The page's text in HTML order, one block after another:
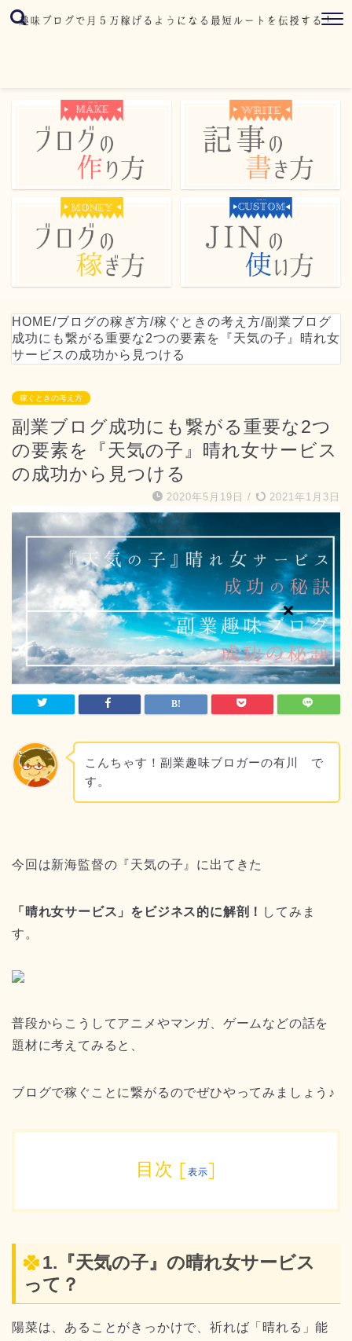
HOME/ブログの稼ぎ方/稼ぐときの考え方/副業ブログ
成功にも繋がる重要な2つの要素を『天気の子』晴れ女
サービスの成功から見つける
稼ぐときの考え方
副業ブログ成功にも繋がる重要な2つ
の要素を『天気の子』晴れ女サービス
の成功から見つける
2020年5月19日 / 2021年1月3日
こんちゃす！副業趣味ブロガーの有川 で
す。
今回は新海監督の『天気の子』に出てきた
「晴れ女サービス」をビジネス的に解剖！ してみま
す。
普段からこうしてアニメやマンガ、ゲームなどの話を
題材に考えてみると、
ブログで稼ぐことに繋がるのでぜひやってみましょう♪
目次 [表示]
1.『天気の子』の晴れ女サービス
って？
陽菜は、あることがきっかけで、祈れば「晴れる」能